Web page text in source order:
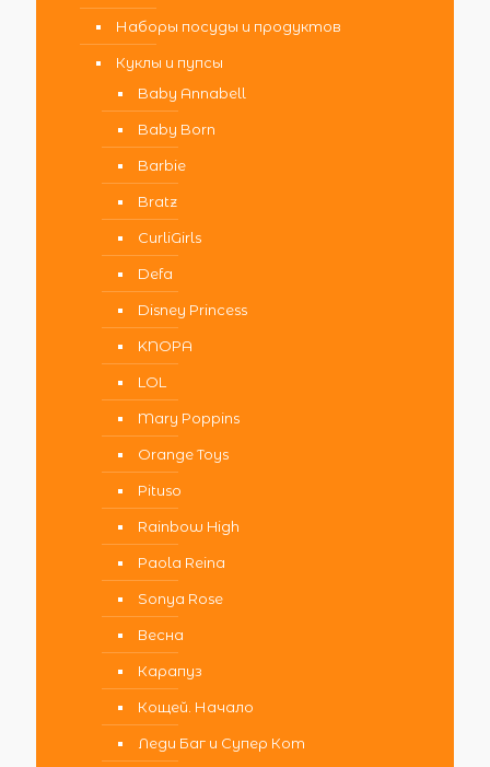
Наборы посуды и продуктов
Куклы и пупсы
Baby Annabell
Baby Born
Barbie
Bratz
CurliGirls
Defa
Disney Princess
KNOPA
LOL
Mary Poppins
Orange Toys
Pituso
Rainbow High
Paola Reina
Sonya Rose
Весна
Карапуз
Кощей. Начало
Леди Баг и Супер Кот